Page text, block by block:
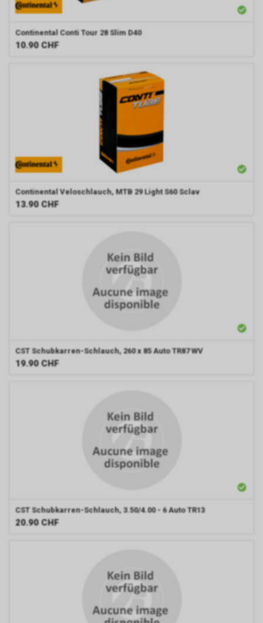
Continental Conti Tour 28 Slim D40
10.90 CHF
Continental Veloschlauch, MTB 29 Light S60 Sclav
13.90 CHF
CST Schubkarren-Schlauch, 260 x 85 Auto TR87 WV
19.90 CHF
CST Schubkarren-Schlauch, 3.50/4.00 - 6 Auto TR13
20.90 CHF